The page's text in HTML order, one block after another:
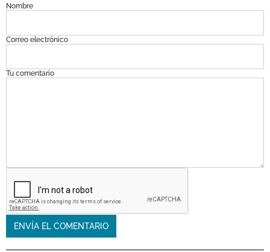
Nombre
Correo electrónico
Tu comentario